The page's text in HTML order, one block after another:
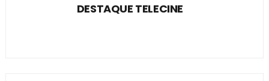
DESTAQUE TELECINE